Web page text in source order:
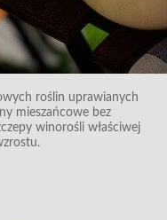
roślin uprawianych
mieszańcowe bez
winorośli właściwej